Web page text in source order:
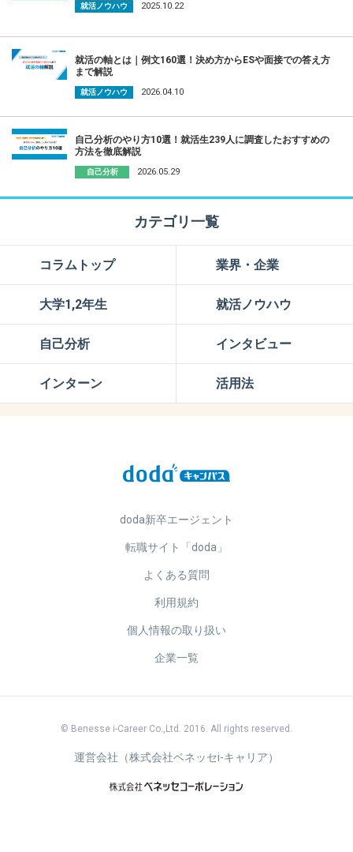
就活ノウハウ 2025.10.22
就活の軸とは｜例文160選！決め方からESや面接での答え方
まで解説
就活ノウハウ 2026.04.10
自己分析のやり方10選！就活生239人に調査したおすすめの
方法を徹底解説
自己分析 2026.05.29
カテゴリ一覧
コラムトップ
大学1,2年生
自己分析
インターン
業界・企業
就活ノウハウ
インタビュー
活用法
doda新卒エージェント
転職サイト「doda」
よくある質問
利用規約
個人情報の取り扱い
企業一覧
© Benesse i-Career Co.,Ltd. 2016. All rights reserved.
運営会社（株式会社ベネッセi-キャリア）